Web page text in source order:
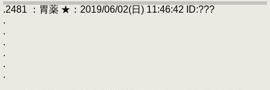
.2481 ：胃薬 ★：2019/06/02(日) 11:46:42 ID:???
.
.
.
.
.
.